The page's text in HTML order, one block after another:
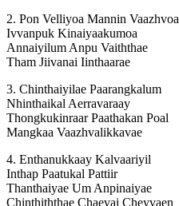
2. Pon Velliyoa Mannin Vaazhvoa
Ivvanpuk Kinaiyaakumoa
Annaiyilum Anpu Vaiththae
Tham Jiivanai Iinthaarae
3. Chinthaiyilae Paarangkalum
Nhinthaikal Aerravaraay
Thongkukinraar Paathakan Poal
Mangkaa Vaazhvalikkavae
4. Enthanukkaay Kalvaariyil
Inthap Paatukal Pattiir
Thanthaiyae Um Anpinaiyae
Chinthiththae Chaevai Cheyvaen